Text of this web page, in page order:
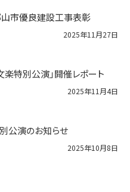
市優良建設工事表彰
2025年11月27日
特別公演」開催レポート
2025年11月4日
公演のお知らせ
2025年10月8日